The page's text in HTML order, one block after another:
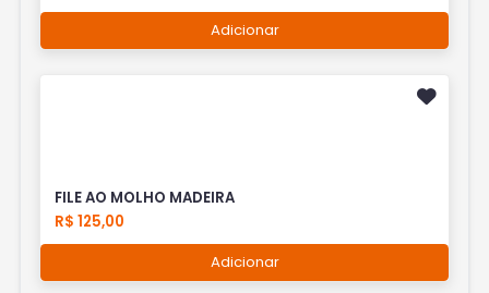
Adicionar
FILE AO MOLHO MADEIRA
R$ 125,00
Adicionar